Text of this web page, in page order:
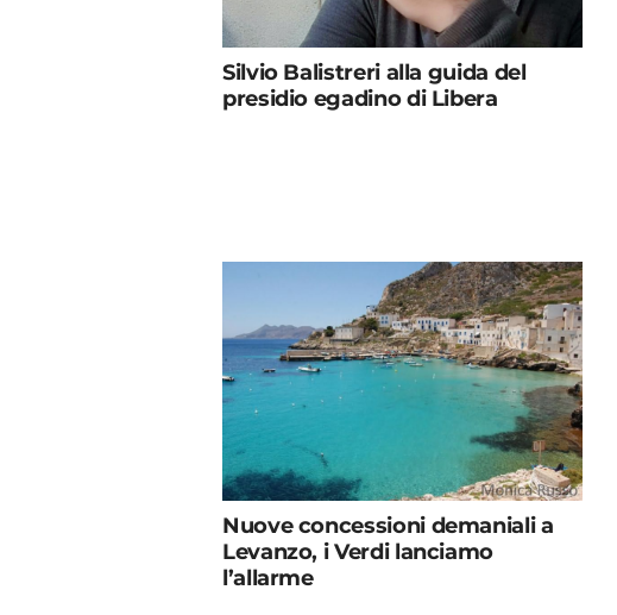
Silvio Balistreri alla guida del
presidio egadino di Libera
Nuove concessioni demaniali a
Levanzo, i Verdi lanciamo
l’allarme